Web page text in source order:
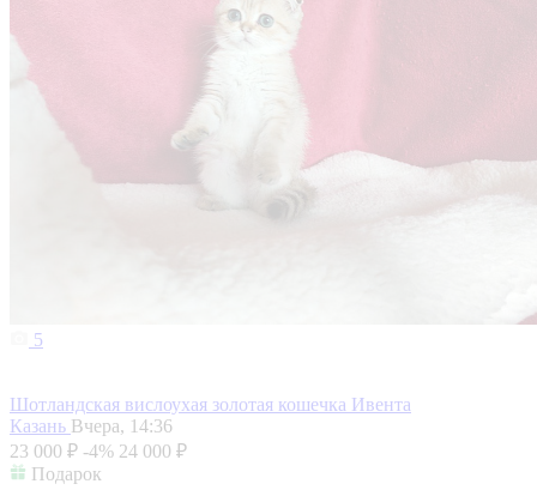
5
Шотландская вислоухая золотая кошечка Ивента
Казань Вчера, 14:36
23 000 ₽ -4% 24 000 ₽
Подарок